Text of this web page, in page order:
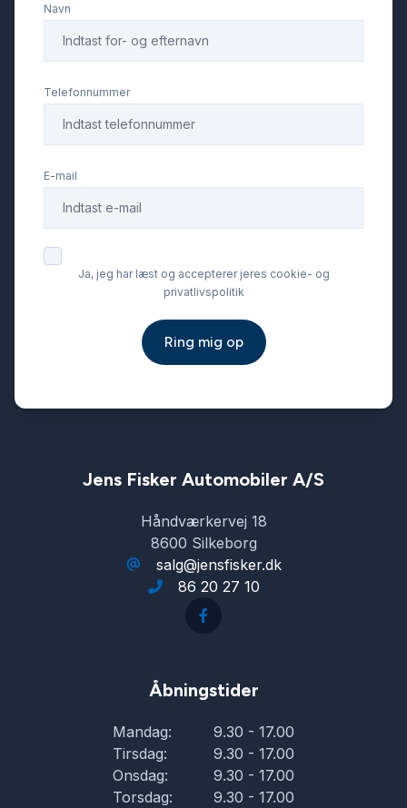
Navn
Telefonnummer
E-mail
Ja, jeg har læst og accepterer jeres cookie- og
privatlivspolitik
Ring mig op
Jens Fisker Automobiler A/S
Håndværkervej 18
8600 Silkeborg
salg@jensfisker.dk
86 20 27 10
Åbningstider
Mandag:
9.30 - 17.00
Tirsdag:
9.30 - 17.00
Onsdag:
9.30 - 17.00
Torsdag:
9.30 - 17.00